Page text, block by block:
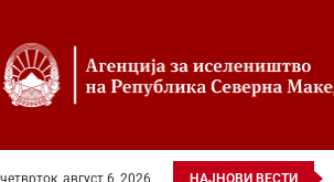
четврток, август 6, 2026 НАЈНОВИ ВЕСТИ